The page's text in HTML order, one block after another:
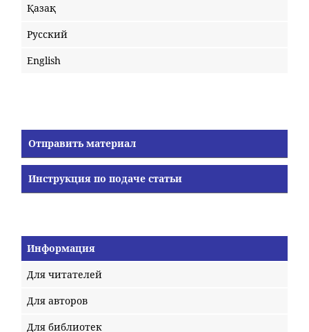
Қазақ
Русский
English
Отправить материал
Инструкция по подаче статьи
Информация
Для читателей
Для авторов
Для библиотек